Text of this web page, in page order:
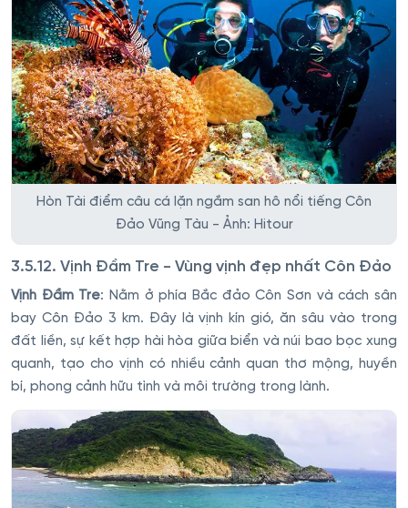
Hòn Tài điểm câu cá lặn ngắm san hô nổi tiếng Côn
Đảo Vũng Tàu - Ảnh: Hitour
3.5.12. Vịnh Đầm Tre - Vùng vịnh đẹp nhất Côn Đảo
Vịnh Đầm Tre: Nằm ở phía Bắc đảo Côn Sơn và cách sân
bay Côn Đảo 3 km. Đây là vịnh kín gió, ăn sâu vào trong
đất liền, sự kết hợp hài hòa giữa biển và núi bao bọc xung
quanh, tạo cho vịnh có nhiều cảnh quan thơ mộng, huyền
bí, phong cảnh hữu tình và môi trường trong lành.